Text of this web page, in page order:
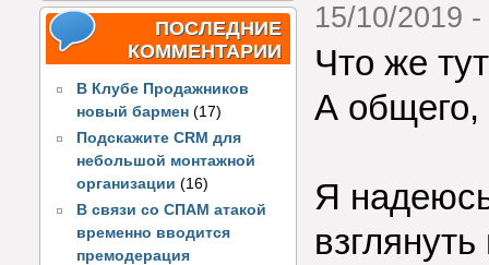
ПОСЛЕДНИЕ
КОММЕНТАРИИ
В Клубе Продажников
новый бармен (17)
Подскажите CRM для
небольшой монтажной
организации (16)
В связи со СПАМ атакой
временно вводится
премодерация
15/10/2019
Что же
А общего,
Я